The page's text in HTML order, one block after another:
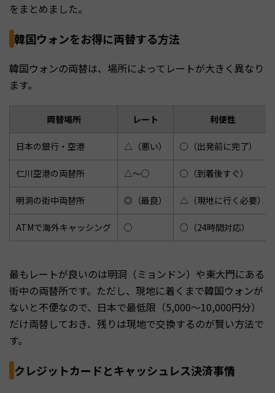
をまとめました。
韓国ウォンをお得に両替する方法
韓国ウォンの両替は、場所によってレートが大きく異なり
ます。
両替場所 レート 利便性
日本の銀行・空港 △（悪い） ○（出発前に完了）
仁川空港の両替所 △〜○ ○（到着後すぐ）
明洞の街中両替所 ◎（最良） △（現地に行く必要）
ATMで海外キャッシング ○ ○（24時間対応）
最もレートが良いのは明洞（ミョンドン）や東大門にある
街中の両替所です。ただし、現地に着くまで韓国ウォンが
ないと不便なので、日本で最低限（5,000〜10,000円分）
だけ両替しておき、残りは現地で交換するのが賢い方法で
す。
クレジットカードとキャッシュレス決済事情